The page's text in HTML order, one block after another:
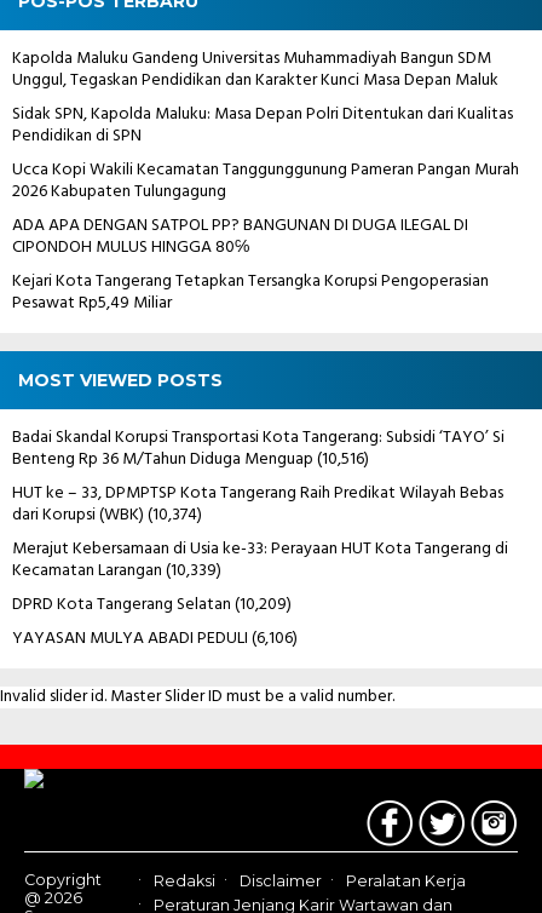
Kapolda Maluku Gandeng Universitas Muhammadiyah Bangun SDM
Unggul, Tegaskan Pendidikan dan Karakter Kunci Masa Depan Maluk
Sidak SPN, Kapolda Maluku: Masa Depan Polri Ditentukan dari Kualitas
Pendidikan di SPN
Ucca Kopi Wakili Kecamatan Tanggunggunung Pameran Pangan Murah
2026 Kabupaten Tulungagung
ADA APA DENGAN SATPOL PP? BANGUNAN DI DUGA ILEGAL DI
CIPONDOH MULUS HINGGA 80℅
Kejari Kota Tangerang Tetapkan Tersangka Korupsi Pengoperasian
Pesawat Rp5,49 Miliar
MOST VIEWED POSTS
Badai Skandal Korupsi Transportasi Kota Tangerang: Subsidi ‘TAYO’ Si
Benteng Rp 36 M/Tahun Diduga Menguap(10,516)
HUT ke – 33, DPMPTSP Kota Tangerang Raih Predikat Wilayah Bebas
dari Korupsi (WBK)(10,374)
Merajut Kebersamaan di Usia ke-33: Perayaan HUT Kota Tangerang di
Kecamatan Larangan(10,339)
DPRD Kota Tangerang Selatan(10,209)
YAYASAN MULYA ABADI PEDULI(6,106)
Invalid slider id. Master Slider ID must be a valid number.
Contact
Us
Copyright
@ 2026
Redaksi Disclaimer
Peralatan Kerja
Peraturan Jenjang Karir Wartawan dan